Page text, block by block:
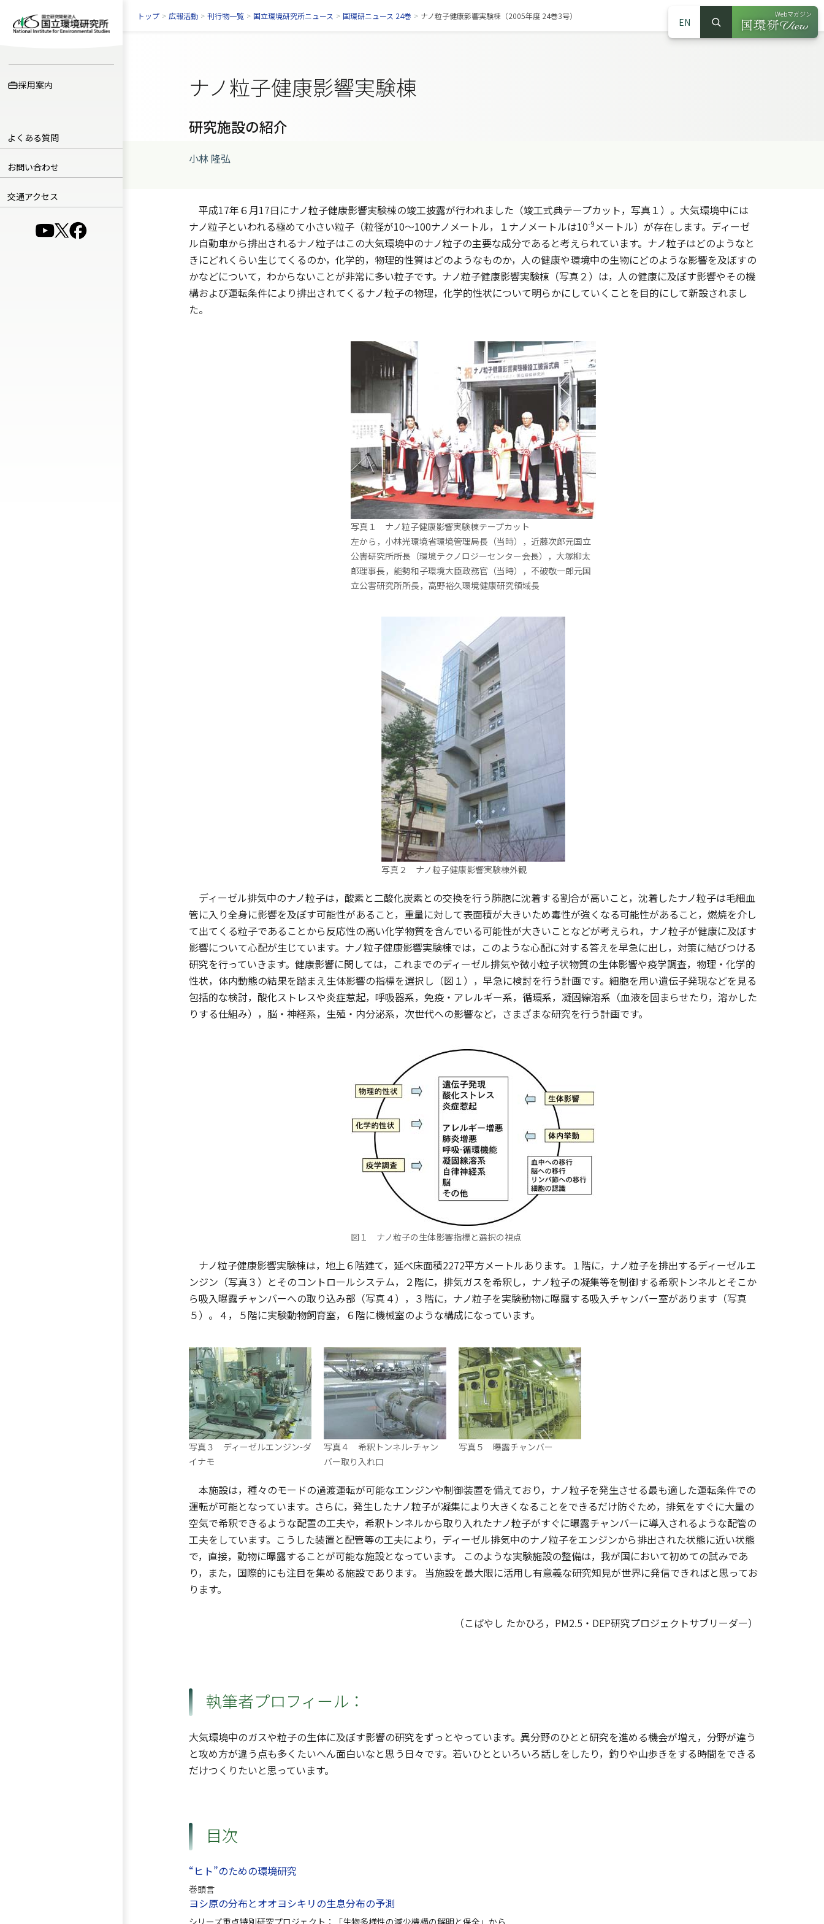
採用案内
よくある質問
お問い合わせ
交通アクセス
（別ウインドウで開きます）
（別ウインドウで開きます）
（別ウインドウで開きます）
EN
サイト内検索
検索
Webマガジン
（別ウインドウ
トップ > 広報活動 > 刊行物一覧 > 国立環境研究所ニュース > 国環研ニュース 24巻 > ナノ粒子健康影響実験棟（2005年度 24巻3号）
ナノ粒子健康影響実験棟
研究施設の紹介
小林 隆弘
平成17年６月17日にナノ粒子健康影響実験棟の竣工披露が行われました（竣工式典テープカット，写真１）。大気環境中には
ナノ粒子といわれる極めて小さい粒子（粒径が10～100ナノメートル，１ナノメートルは10-9メートル）が存在します。ディーゼ
ル自動車から排出されるナノ粒子はこの大気環境中のナノ粒子の主要な成分であると考えられています。ナノ粒子はどのようなと
きにどれくらい生じてくるのか，化学的，物理的性質はどのようなものか，人の健康や環境中の生物にどのような影響を及ぼすの
かなどについて，わからないことが非常に多い粒子です。ナノ粒子健康影響実験棟（写真２）は，人の健康に及ぼす影響やその機
構および運転条件により排出されてくるナノ粒子の物理，化学的性状について明らかにしていくことを目的にして新設されまし
た。
写真１ ナノ粒子健康影響実験棟テープカット
左から，小林光環境省環境管理局長（当時），近藤次郎元国立
公害研究所所長（環境テクノロジーセンター会長），大塚柳太
郎理事長，能勢和子環境大臣政務官（当時），不破敬一郎元国
立公害研究所所長，高野裕久環境健康研究領域長
写真２ ナノ粒子健康影響実験棟外観
ディーゼル排気中のナノ粒子は，酸素と二酸化炭素との交換を行う肺胞に沈着する割合が高いこと，沈着したナノ粒子は毛細血
管に入り全身に影響を及ぼす可能性があること，重量に対して表面積が大きいため毒性が強くなる可能性があること，燃焼を介し
て出てくる粒子であることから反応性の高い化学物質を含んでいる可能性が大きいことなどが考えられ，ナノ粒子が健康に及ぼす
影響について心配が生じています。ナノ粒子健康影響実験棟では，このような心配に対する答えを早急に出し，対策に結びつける
研究を行っていきます。健康影響に関しては，これまでのディーゼル排気や微小粒子状物質の生体影響や疫学調査，物理・化学的
性状，体内動態の結果を踏まえ生体影響の指標を選択し（図１），早急に検討を行う計画です。細胞を用い遺伝子発現などを見る
包括的な検討，酸化ストレスや炎症惹起，呼吸器系，免疫・アレルギー系，循環系，凝固線溶系（血液を固まらせたり，溶かした
りする仕組み），脳・神経系，生殖・内分泌系，次世代への影響など，さまざまな研究を行う計画です。
図１ ナノ粒子の生体影響指標と選択の視点
ナノ粒子健康影響実験棟は，地上６階建て，延べ床面積2272平方メートルあります。１階に，ナノ粒子を排出するディーゼルエ
ンジン（写真３）とそのコントロールシステム，２階に，排気ガスを希釈し，ナノ粒子の凝集等を制御する希釈トンネルとそこか
ら吸入曝露チャンバーへの取り込み部（写真４），３階に，ナノ粒子を実験動物に曝露する吸入チャンバー室があります（写真
５）。４，５階に実験動物飼育室，６階に機械室のような構成になっています。
写真３ ディーゼルエンジン-ダ
イナモ
写真４ 希釈トンネル-チャン
バー取り入れ口
写真５ 曝露チャンバー
本施設は，種々のモードの過渡運転が可能なエンジンや制御装置を備えており，ナノ粒子を発生させる最も適した運転条件での
運転が可能となっています。さらに，発生したナノ粒子が凝集により大きくなることをできるだけ防ぐため，排気をすぐに大量の
空気で希釈できるような配置の工夫や，希釈トンネルから取り入れたナノ粒子がすぐに曝露チャンバーに導入されるような配管の
工夫をしています。こうした装置と配管等の工夫により，ディーゼル排気中のナノ粒子をエンジンから排出された状態に近い状態
で，直接，動物に曝露することが可能な施設となっています。 このような実験施設の整備は，我が国において初めての試みであ
り，また，国際的にも注目を集める施設であります。 当施設を最大限に活用し有意義な研究知見が世界に発信できればと思ってお
ります。
（こばやし たかひろ，PM2.5・DEP研究プロジェクトサブリーダー）
執筆者プロフィール：
大気環境中のガスや粒子の生体に及ぼす影響の研究をずっとやっています。異分野のひとと研究を進める機会が増え，分野が違う
と攻め方が違う点も多くたいへん面白いなと思う日々です。若いひとといろいろ話しをしたり，釣りや山歩きをする時間をできる
だけつくりたいと思っています。
目次
“ヒト”のための環境研究
巻頭言
ヨシ原の分布とオオヨシキリの生息分布の予測
シリーズ重点特別研究プロジェクト：「生物多様性の減少機構の解明と保全」から